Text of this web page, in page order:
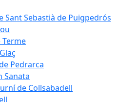
Sant Sebastià de Puigpedrós
Terme
Pedrarca
Sanata
de Collsabadell